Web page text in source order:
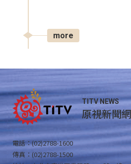
more
TITV NEWS
原視新聞網
電話：(02)2788-1600
傳真：(02)2788-1500